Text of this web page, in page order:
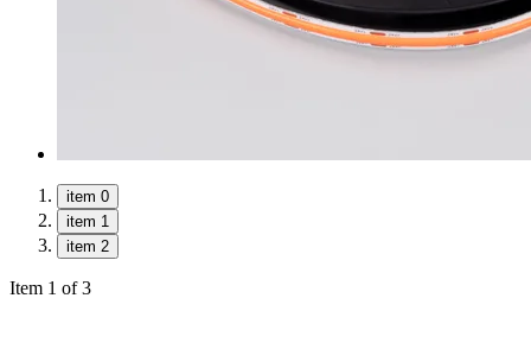
item 0
item 1
item 2
Item 1 of 3